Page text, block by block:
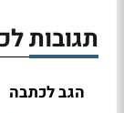
תגובות
הגב לכתבה